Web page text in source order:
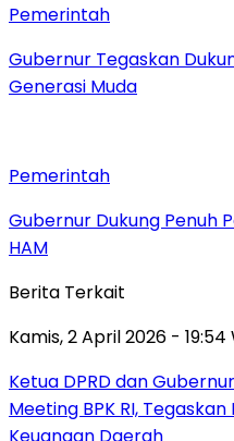
Pemerintah
Gubernur Tegaskan
Generasi Muda
Pemerintah
Gubernur Dukung Penuh
HAM
Berita Terkait
Kamis, 2 April 2026 - 19:54
Ketua DPRD dan
Meeting BPK RI,
Keuangan Daerah